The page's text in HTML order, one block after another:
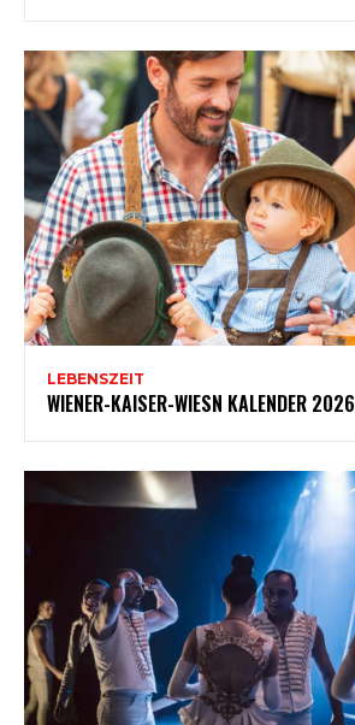
LEBENSZEIT
WIENER-KAISER-WIESN KALENDER 2026